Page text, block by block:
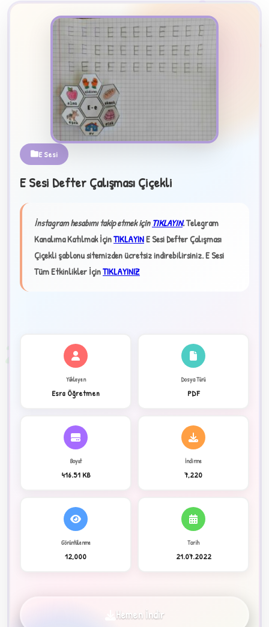
2
✧
E Sesi
E Sesi Defter Çalışması Çiçekli
İnstagram hesabımı takip etmek içinTIKLAYIN.Telegram
Kanalıma Katılmak İçinTIKLAYINE Sesi Defter Çalışması
Çiçekli şablonu sitemizden ücretsiz indirebilirsiniz.E Sesi
Tüm Etkinlikler İçinTIKLAYINIZ
Yükleyen
Esra Öğretmen
Dosya Türü
PDF
Boyut
416.51 KB
İndirme
7,220
Görüntülenme
12,000
Tarih
21.07.2022
Hemen İndir
★